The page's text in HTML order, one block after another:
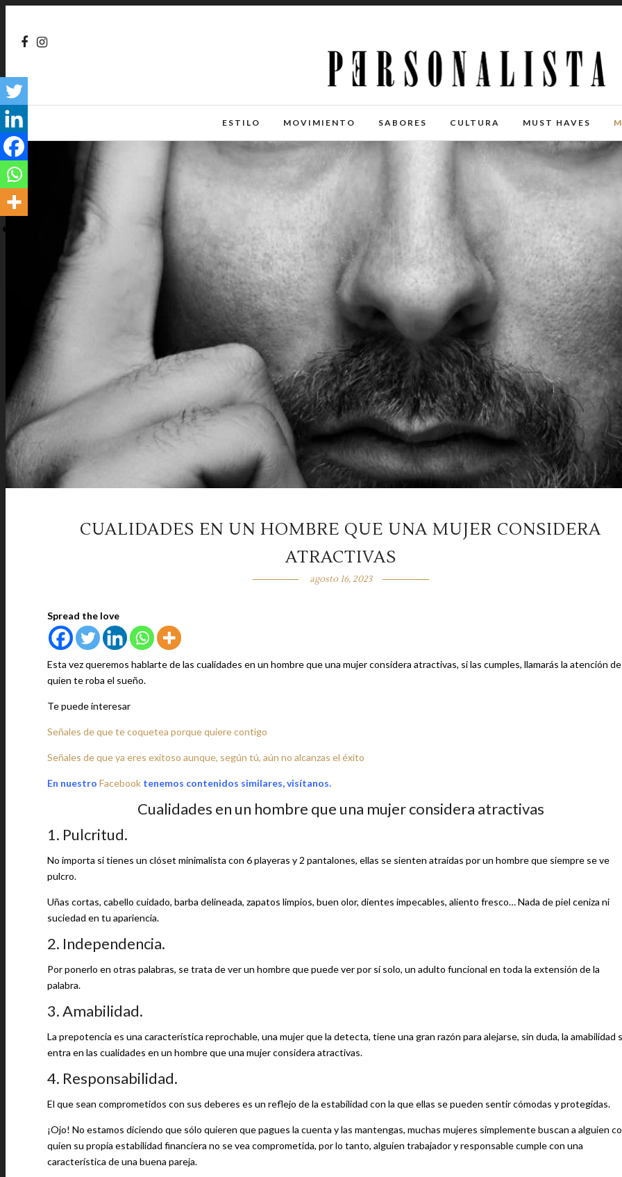
ESTILO MOVIMIENTO SABORES CULTURA MUST HAVES
CUALIDADES EN UN HOMBRE QUE UNA MUJER CONSIDERA
ATRACTIVAS
agosto 16, 2023
Spread the love
Esta vez queremos hablarte de las cualidades en un hombre que una mujer considera atractivas, si las cumples, llamarás la atención de
quien te roba el sueño.
Te puede interesar
Señales de que te coquetea porque quiere contigo
Señales de que ya eres exitoso aunque, según tú, aún no alcanzas el éxito
En nuestro Facebook tenemos contenidos similares, visítanos.
Cualidades en un hombre que una mujer considera atractivas
1. Pulcritud.
No importa si tienes un clóset minimalista con 6 playeras y 2 pantalones, ellas se sienten atraídas por un hombre que siempre se ve
pulcro.
Uñas cortas, cabello cuidado, barba delineada, zapatos limpios, buen olor, dientes impecables, aliento fresco… Nada de piel ceniza ni
suciedad en tu apariencia.
2. Independencia.
Por ponerlo en otras palabras, se trata de ver un hombre que puede ver por sí solo, un adulto funcional en toda la extensión de la
palabra.
3. Amabilidad.
La prepotencia es una característica reprochable, una mujer que la detecta, tiene una gran razón para alejarse, sin duda, la amabilidad
entra en las cualidades en un hombre que una mujer considera atractivas.
4. Responsabilidad.
El que sean comprometidos con sus deberes es un reflejo de la estabilidad con la que ellas se pueden sentir cómodas y protegidas.
¡Ojo! No estamos diciendo que sólo quieren que pagues la cuenta y las mantengas, muchas mujeres simplemente buscan a alguien
quien su propia estabilidad financiera no se vea comprometida, por lo tanto, alguien trabajador y responsable cumple con una
característica de una buena pareja.